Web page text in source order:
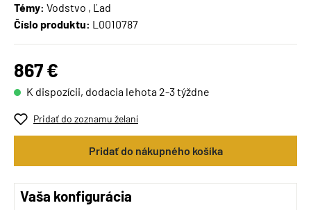
Témy: Vodstvo , Ľad
Číslo produktu: L0010787
867 €
K dispozícii, dodacia lehota 2-3 týždne
Pridať do zoznamu želaní
Pridať do nákupného košíka
Vaša konfigurácia